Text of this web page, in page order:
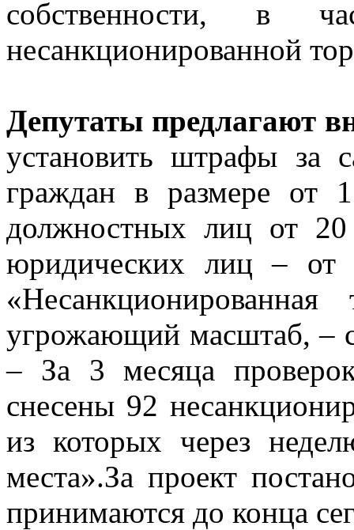
собственности, в
несанкционированной
Депутаты предлагают
установить штрафы за
граждан в размере от
должностных лиц от
юридических лиц – от
угрожающий масштаб, –
– За 3 месяца
снесены 92
из которых через
места».За проект
принимаются до конца